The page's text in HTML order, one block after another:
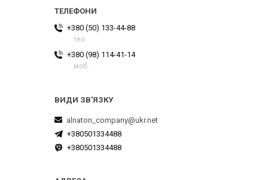
+380 (50) 133-44-88
тел.
+380 (98) 114-41-14
моб.
alnaton_company@ukr.net
+380501334488
+380501334488